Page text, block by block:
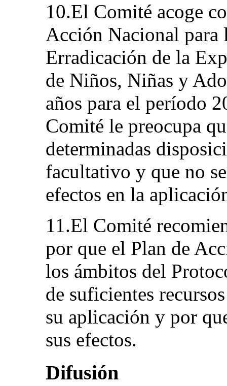
10.El Comité acoge
Acción Nacional para
Erradicación de la
de Niños, Niñas y
años para el período
Comité le preocupa
determinadas
facultativo y que no
efectos en la
11.El Comité
por que el Plan de
los ámbitos del
de suficientes
su aplicación y por
sus efectos.
Difusión